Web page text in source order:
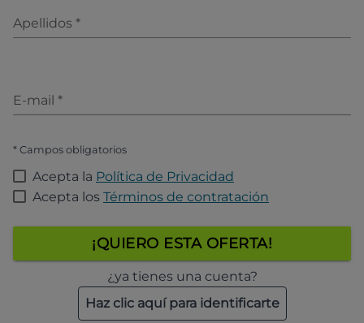
Apellidos *
E-mail *
* Campos obligatorios
Acepta la Política de Privacidad
Acepta los Términos de contratación
¡QUIERO ESTA OFERTA!
¿ya tienes una cuenta?
Haz clic aquí para identificarte